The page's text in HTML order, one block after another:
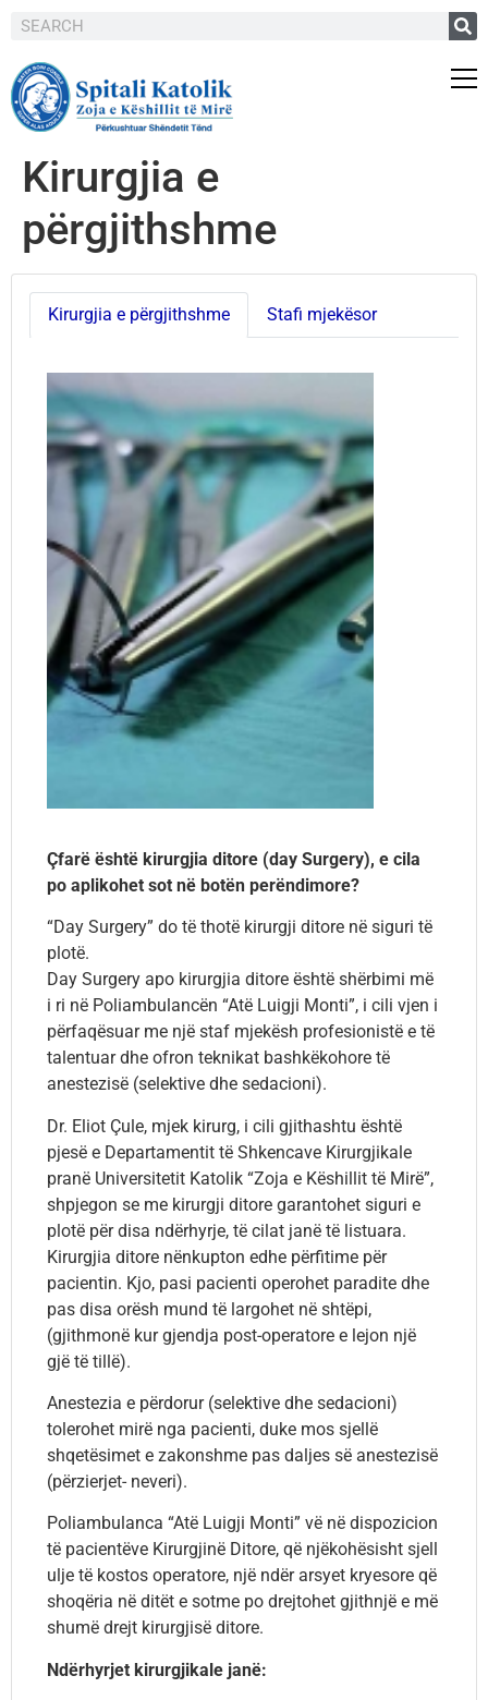
Kirurgjia e
përgjithshme
Kirurgjia e përgjithshme Stafi mjekësor
Çfarë është kirurgjia ditore (day Surgery), e cila
po aplikohet sot në botën perëndimore?
“Day Surgery” do të thotë kirurgji ditore në siguri të
plotë.
Day Surgery apo kirurgjia ditore është shërbimi më
i ri në Poliambulancën “Atë Luigji Monti”, i cili vjen i
përfaqësuar me një staf mjekësh profesionistë e të
talentuar dhe ofron teknikat bashkëkohore të
anestezisë (selektive dhe sedacioni).
Dr. Eliot Çule, mjek kirurg, i cili gjithashtu është
pjesë e Departamentit të Shkencave Kirurgjikale
pranë Universitetit Katolik “Zoja e Këshillit të Mirë”,
shpjegon se me kirurgji ditore garantohet siguri e
plotë për disa ndërhyrje, të cilat janë të listuara.
Kirurgjia ditore nënkupton edhe përfitime për
pacientin. Kjo, pasi pacienti operohet paradite dhe
pas disa orësh mund të largohet në shtëpi,
(gjithmonë kur gjendja post-operatore e lejon një
gjë të tillë).
Anestezia e përdorur (selektive dhe sedacioni)
tolerohet mirë nga pacienti, duke mos sjellë
shqetësimet e zakonshme pas daljes së anestezisë
(përzierjet- neveri).
Poliambulanca “Atë Luigji Monti” vë në dispozicion
të pacientëve Kirurgjinë Ditore, që njëkohësisht sjell
ulje të kostos operatore, një ndër arsyet kryesore që
shoqëria në ditët e sotme po drejtohet gjithnjë e më
shumë drejt kirurgjisë ditore.
Ndërhyrjet kirurgjikale janë: